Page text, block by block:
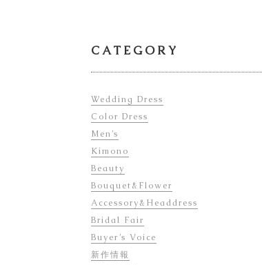
CATEGORY
Wedding Dress
Color Dress
Men’s
Kimono
Beauty
Bouquet&Flower
Accessory&Headdress
Bridal Fair
Buyer’s Voice
新作情報